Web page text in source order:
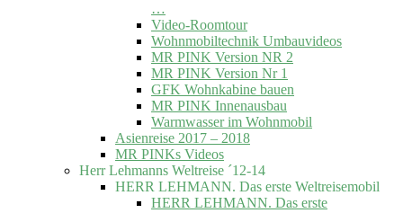
…
Video-Roomtour
Wohnmobiltechnik Umbauvideos
MR PINK Version NR 2
MR PINK Version Nr 1
GFK Wohnkabine bauen
MR PINK Innenausbau
Warmwasser im Wohnmobil
Asienreise 2017 – 2018
MR PINKs Videos
Herr Lehmanns Weltreise ´12-14
HERR LEHMANN. Das erste Weltreisemobil
HERR LEHMANN. Das erste